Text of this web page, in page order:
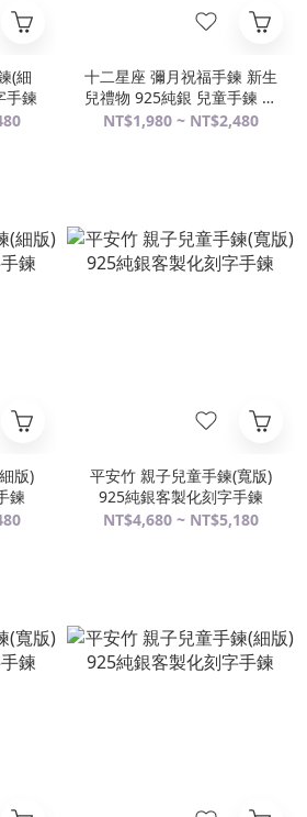
(細
手鍊
十二星座 彌月祝福手鍊 新生
兒禮物 925純銀 兒童手鍊 客
製化刻字訂製 生日禮物
NT$1,980 ~ NT$2,480
版)
鍊
平安竹 親子兒童手鍊(寬版)
925純銀客製化刻字手鍊
NT$4,680 ~ NT$5,180